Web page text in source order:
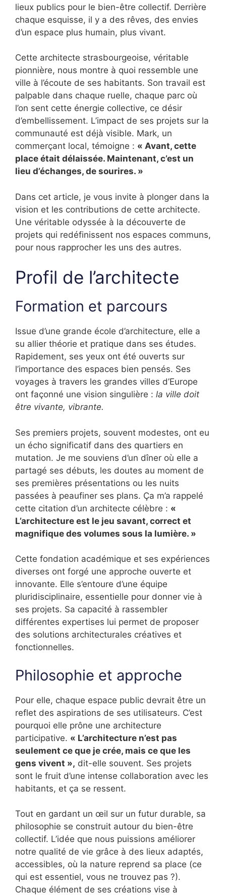
lieux publics pour le bien-être collectif. Derrière
chaque esquisse, il y a des rêves, des envies
d’un espace plus humain, plus vivant.
Cette architecte strasbourgeoise, véritable
pionnière, nous montre à quoi ressemble une
ville à l’écoute de ses habitants. Son travail est
palpable dans chaque ruelle, chaque parc où
l’on sent cette énergie collective, ce désir
d’embellissement. L’impact de ses projets sur la
communauté est déjà visible. Mark, un
commerçant local, témoigne : « Avant, cette
place était délaissée. Maintenant, c’est un
lieu d’échanges, de sourires. »
Dans cet article, je vous invite à plonger dans la
vision et les contributions de cette architecte.
Une véritable odyssée à la découverte de
projets qui redéfinissent nos espaces communs,
pour nous rapprocher les uns des autres.
Profil de l’architecte
Formation et parcours
Issue d’une grande école d’architecture, elle a
su allier théorie et pratique dans ses études.
Rapidement, ses yeux ont été ouverts sur
l’importance des espaces bien pensés. Ses
voyages à travers les grandes villes d’Europe
ont façonné une vision singulière : la ville doit
être vivante, vibrante.
Ses premiers projets, souvent modestes, ont eu
un écho significatif dans des quartiers en
mutation. Je me souviens d’un dîner où elle a
partagé ses débuts, les doutes au moment de
ses premières présentations ou les nuits
passées à peaufiner ses plans. Ça m’a rappelé
cette citation d’un architecte célèbre : «
L’architecture est le jeu savant, correct et
magnifique des volumes sous la lumière. »
Cette fondation académique et ses expériences
diverses ont forgé une approche ouverte et
innovante. Elle s’entoure d’une équipe
pluridisciplinaire, essentielle pour donner vie à
ses projets. Sa capacité à rassembler
différentes expertises lui permet de proposer
des solutions architecturales créatives et
fonctionnelles.
Philosophie et approche
Pour elle, chaque espace public devrait être un
reflet des aspirations de ses utilisateurs. C’est
pourquoi elle prône une architecture
participative. « L’architecture n’est pas
seulement ce que je crée, mais ce que les
gens vivent », dit-elle souvent. Ses projets
sont le fruit d’une intense collaboration avec les
habitants, et ça se ressent.
Tout en gardant un œil sur un futur durable, sa
philosophie se construit autour du bien-être
collectif. L’idée que nous puissions améliorer
notre qualité de vie grâce à des lieux adaptés,
accessibles, où la nature reprend sa place (ce
qui est essentiel, vous ne trouvez pas ?).
Chaque élément de ses créations vise à